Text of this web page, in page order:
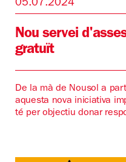
05.07.2024
Nou servei
gratuït
De la mà de Nousol a
aquesta nova iniciativa
té per objectiu donar